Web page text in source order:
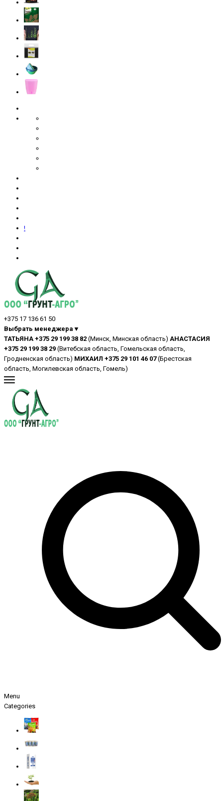
!
+375 17 136 61 50
Выбрать менеджера▼
ТАТЬЯНА +375 29 199 38 82 (Минск, Минская область) АНАСТАСИЯ
+375 29 199 38 29 (Витебская область, Гомельская область,
Гродненская область) МИХАИЛ +375 29 101 46 07(Брестская
область, Могилевская область, Гомель)
Menu
Categories